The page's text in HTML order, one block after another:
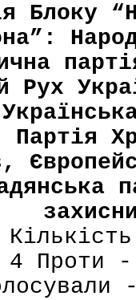
Блоку
Рух
Проти -